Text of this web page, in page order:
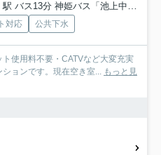
神姫バス「池上中央公園」 停歩10分
対応 公共下水
使用料不要・CATVなど大変充実
ョンです。現在空き室... もっと見